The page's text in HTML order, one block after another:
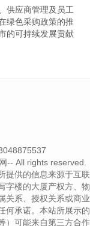
供应商管理及员工
绿色采购政策的推
的可持续发展贡献
-- All rights reserved.
提供的信息来源于互联
字楼的大厦产权方、物
关系、授权关系或商业
何承诺。本站所展示的
）可能来自第三方合作